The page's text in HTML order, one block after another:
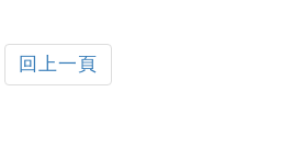
回上一頁